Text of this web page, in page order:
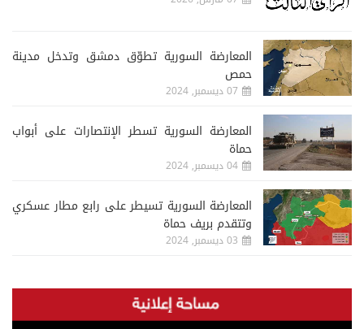
المعارضة السورية تطوّق دمشق وتدخل مدينة
حمص
07 ديسمبر, 2024
المعارضة السورية تسطر الإنتصارات على أبواب
حماة
04 ديسمبر, 2024
المعارضة السورية تسيطر على رابع مطار عسكري
وتتقدم بريف حماة
03 ديسمبر, 2024